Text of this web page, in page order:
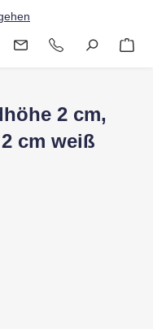
2 cm,
cm weiß